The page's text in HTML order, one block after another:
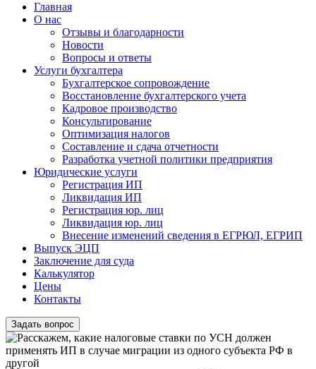
Главная
О нас
Отзывы и благодарности
Новости
Вопросы и ответы
Услуги бухгалтера
Бухгалтерское сопровождение
Восстановление бухгалтерского учета
Кадровое производство
Консультирование
Оптимизация налогов
Составление и сдача отчетности
Разработка учетной политики предприятия
Юридические услуги
Регистрация ИП
Ликвидация ИП
Регистрация юр. лиц
Ликвидация юр. лиц
Внесение изменений сведения в ЕГРЮЛ, ЕГРИП
Выпуск ЭЦП
Заключение для суда
Калькулятор
Цены
Контакты
Задать вопрос